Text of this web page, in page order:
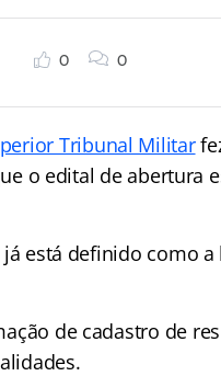
0 0
Tribunal Militar
o edital de abertura
está definido como a
de cadastro de